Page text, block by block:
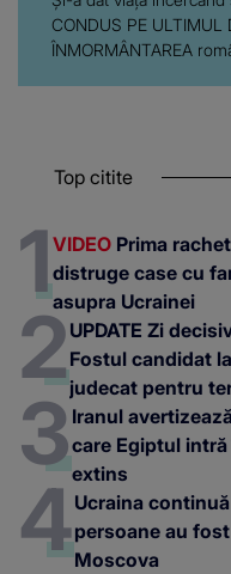
CONDUS PE
ÎNMORMÂNTAREA
Top citite
VIDEO Prima
distruge case cu
asupra Ucrainei
UPDATE Zi
Fostul candidat
judecat pentru
Iranul
care Egiptul
extins
Ucraina
persoane au
Moscova